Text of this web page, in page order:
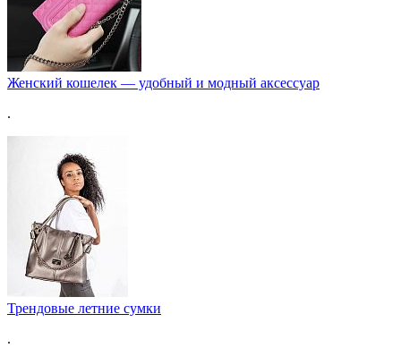
Женский кошелек — удобный и модный аксессуар
.
Трендовые летние сумки
.